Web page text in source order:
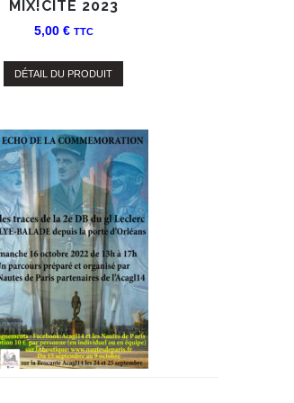
MIX!CITÉ 2023
5,00 € TTC
DÉTAIL DU PRODUIT